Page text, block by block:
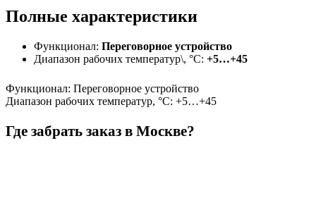
Полные характеристики
Функционал: Переговорное устройство
Диапазон рабочих температур\, °С: +5…+45
Функционал: Переговорное устройство
Диапазон рабочих температур, °С: +5…+45
Где забрать заказ в Москве?